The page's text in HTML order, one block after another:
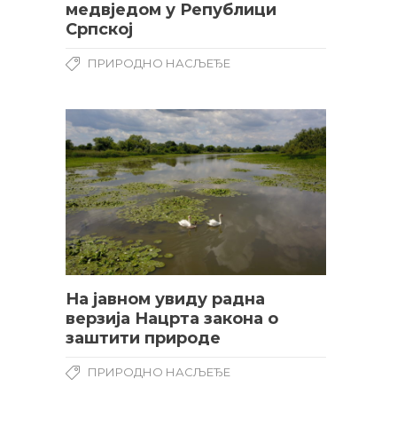
медвједом у Републици
Српској
ПРИРОДНО НАСЉЕЂЕ
На јавном увиду радна
верзија Нацрта закона о
заштити природе
ПРИРОДНО НАСЉЕЂЕ